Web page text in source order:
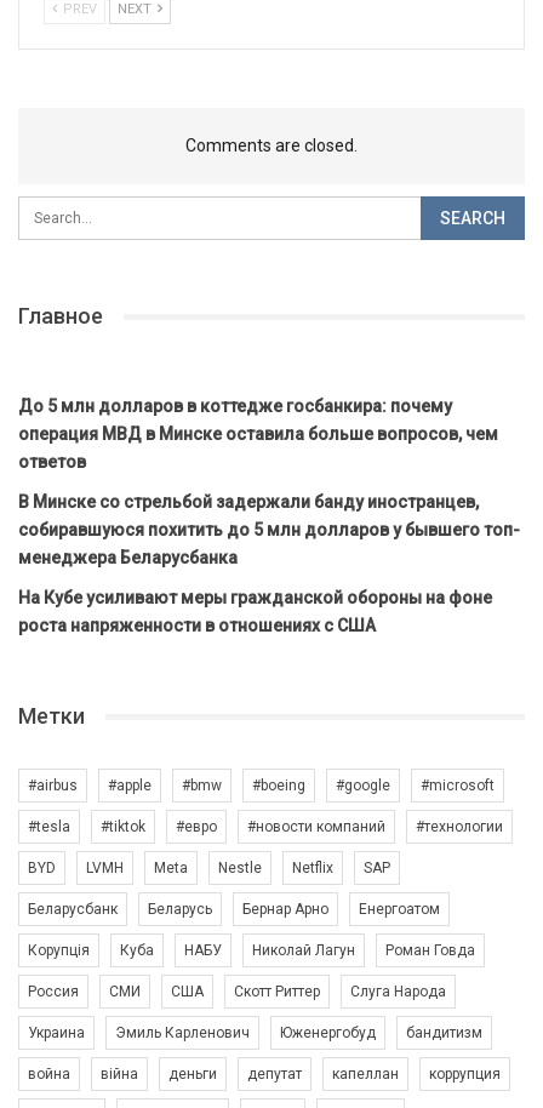
PREV NEXT
Comments are closed.
Главное
До 5 млн долларов в коттедже госбанкира: почему
операция МВД в Минске оставила больше вопросов, чем
ответов
В Минске со стрельбой задержали банду иностранцев,
собиравшуюся похитить до 5 млн долларов у бывшего топ-
менеджера Беларусбанка
На Кубе усиливают меры гражданской обороны на фоне
роста напряженности в отношениях с США
Метки
#airbus #apple #bmw #boeing #google #microsoft
#tesla #tiktok #евро #новости компаний #технологии
BYD LVMH Meta Nestle Netflix SAP
Беларусбанк Беларусь Бернар Арно Енергоатом
Корупція Куба НАБУ Николай Лагун Роман Говда
Россия СМИ США Скотт Риттер Слуга Народа
Украина Эмиль Карленович Юженергобуд бандитизм
война війна деньги депутат капеллан коррупция